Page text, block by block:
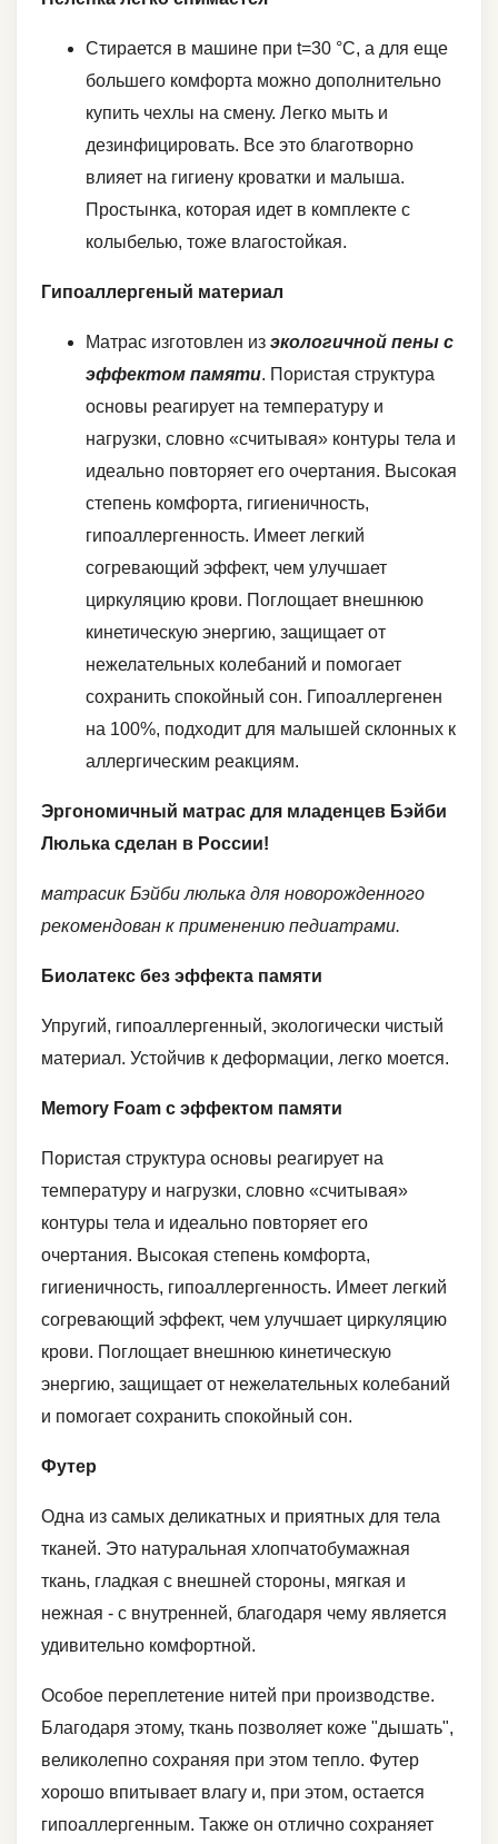
Стирается в машине при t=30 °C, а для еще
большего комфорта можно дополнительно
купить чехлы на смену. Легко мыть и
дезинфицировать. Все это благотворно
влияет на гигиену кроватки и малыша.
Простынка, которая идет в комплекте с
колыбелью, тоже влагостойкая.
Гипоаллергеный материал
Матрас изготовлен из экологичной пены с
эффектом памяти. Пористая структура
основы реагирует на температуру и
нагрузки, словно «считывая» контуры тела и
идеально повторяет его очертания. Высокая
степень комфорта, гигиеничность,
гипоаллергенность. Имеет легкий
согревающий эффект, чем улучшает
циркуляцию крови. Поглощает внешнюю
кинетическую энергию, защищает от
нежелательных колебаний и помогает
сохранить спокойный сон. Гипоаллергенен
на 100%, подходит для малышей склонных к
аллергическим реакциям.
Эргономичный матрас для младенцев Бэйби
Люлька сделан в России!
матрасик Бэйби люлька для новорожденного
рекомендован к применению педиатрами.
Биолатекс без эффекта памяти
Упругий, гипоаллергенный, экологически чистый
материал. Устойчив к деформации, легко моется.
Memory Foam с эффектом памяти
Пористая структура основы реагирует на
температуру и нагрузки, словно «считывая»
контуры тела и идеально повторяет его
очертания. Высокая степень комфорта,
гигиеничность, гипоаллергенность. Имеет легкий
согревающий эффект, чем улучшает циркуляцию
крови. Поглощает внешнюю кинетическую
энергию, защищает от нежелательных колебаний
и помогает сохранить спокойный сон.
Футер
Одна из самых деликатных и приятных для тела
тканей. Это натуральная хлопчатобумажная
ткань, гладкая с внешней стороны, мягкая и
нежная - с внутренней, благодаря чему является
удивительно комфортной.
Особое переплетение нитей при производстве.
Благодаря этому, ткань позволяет коже "дышать",
великолепно сохраняя при этом тепло. Футер
хорошо впитывает влагу и, при этом, остается
гипоаллергенным. Также он отлично сохраняет